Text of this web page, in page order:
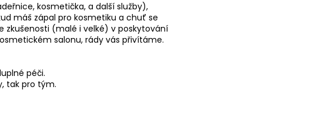
kosmetička, a další služby),
máš zápal pro kosmetiku a chuť se
zkušenosti (malé i velké) v poskytování
salonu, rády vás přivítáme.
péči.
tak pro tým.